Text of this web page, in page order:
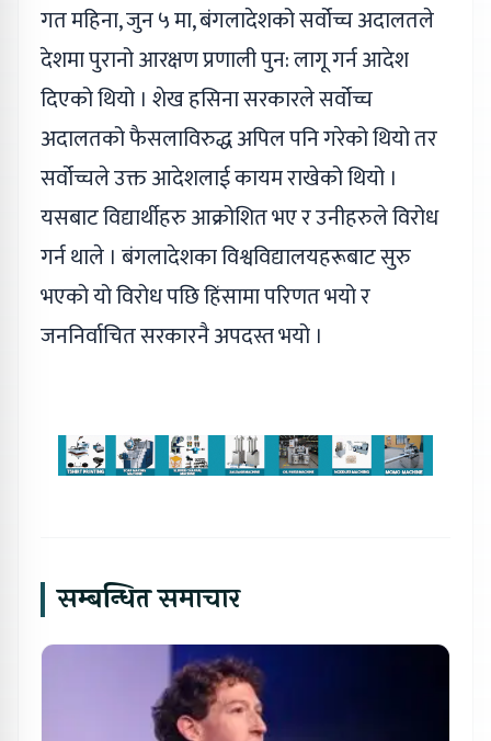
गत महिना, जुन ५ मा, बंगलादेशको सर्वोच्च अदालतले
देशमा पुरानो आरक्षण प्रणाली पुन: लागू गर्न आदेश
दिएको थियो । शेख हसिना सरकारले सर्वोच्च
अदालतको फैसलाविरुद्ध अपिल पनि गरेको थियो तर
सर्वोच्चले उक्त आदेशलाई कायम राखेको थियो ।
यसबाट विद्यार्थीहरु आक्रोशित भए र उनीहरुले विरोध
गर्न थाले । बंगलादेशका विश्वविद्यालयहरूबाट सुरु
भएको यो विरोध पछि हिंसामा परिणत भयो र
जननिर्वाचित सरकारनै अपदस्त भयो ।
सम्बन्धित समाचार